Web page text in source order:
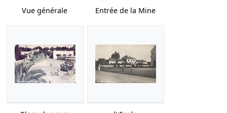
Vue générale Entrée de la Mine